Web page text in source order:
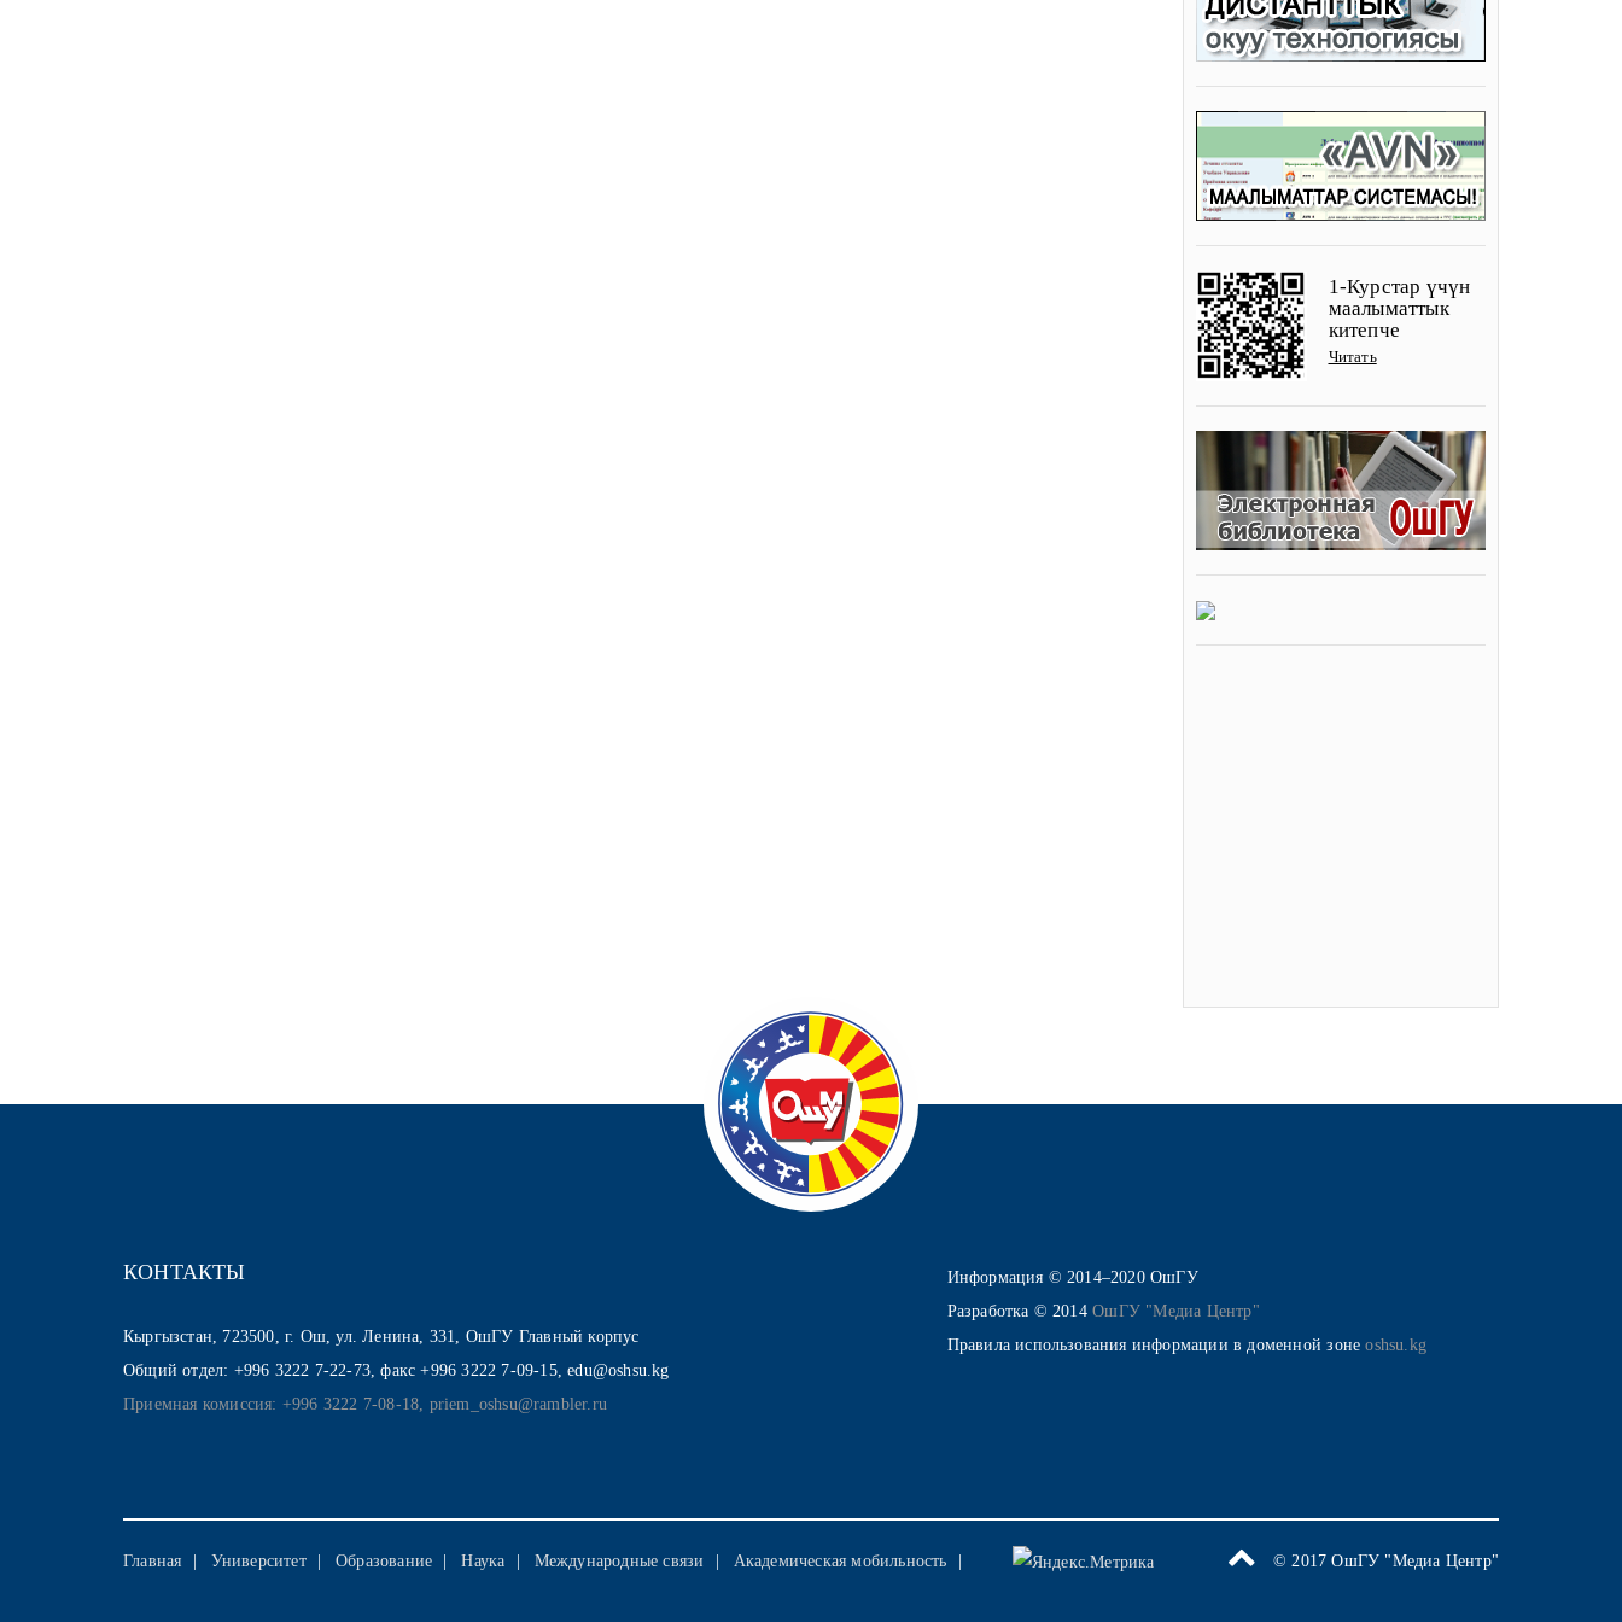
1-Курстар үчүн
маалыматтык
китепче
Читать
КОНТАКТЫ
Кыргызстан, 723500, г. Ош, ул. Ленина, 331, ОшГУ Главный корпус
Общий отдел: +996 3222 7-22-73, факс +996 3222 7-09-15, edu@oshsu.kg
Приемная комиссия: +996 3222 7-08-18, priem_oshsu@rambler.ru
Информация © 2014–2020 ОшГУ
Разработка © 2014ОшГУ "Медиа Центр"
Правила использования информации в доменной зонеoshsu.kg
Главная Университет Образование Наука Международные связи Академическая мобильность © 2017 ОшГУ "Медиа Центр"